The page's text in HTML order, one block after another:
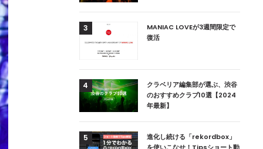
、ニューヨークの
上陸！ 「1 OAK
本木にオープン
の家具や製品を開
業に参戦すること
めのDJブース
のこだわり
3
MANIAC LOVEが3週間限定で
復活
4
クラベリア編集部が選ぶ、渋谷
のおすすめクラブ10選【2024
年最新】
5
進化し続ける「rekordbox」